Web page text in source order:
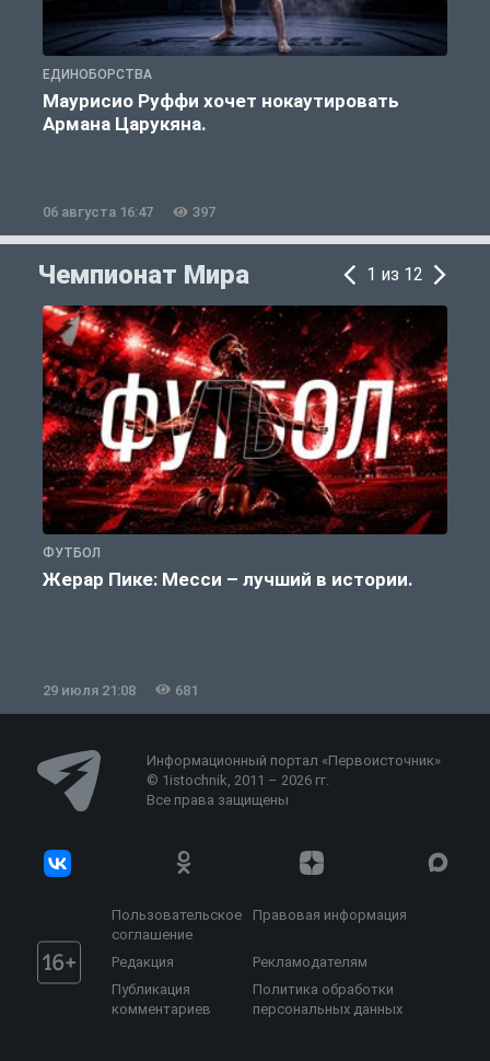
ЕДИНОБОРСТВА
Маурисио Руффи хочет нокаутировать
Армана Царукяна.
06 августа 16:47 397
Чемпионат Мира 1 из 12
ФУТБОЛ
Жерар Пике: Месси – лучший в истории.
29 июля 21:08 681
Информационный портал «Первоисточник»
© 1istochnik, 2011 – 2026 гг.
Все права защищены
Пользовательское
соглашение
Правовая информация
Редакция
Рекламодателям
Публикация
комментариев
Политика обработки
персональных данных